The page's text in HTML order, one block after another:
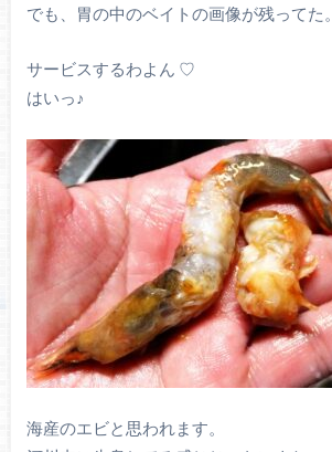
でも、胃の中のベイトの画像が残ってた。
サービスするわよん ♡
はいっ♪
海産のエビと思われます。